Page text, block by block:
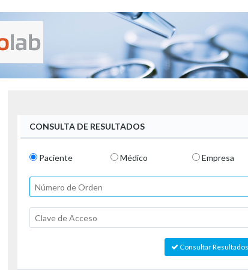
CONSULTA DE RESULTADOS
Paciente Médico Empresa
Consultar Resultados